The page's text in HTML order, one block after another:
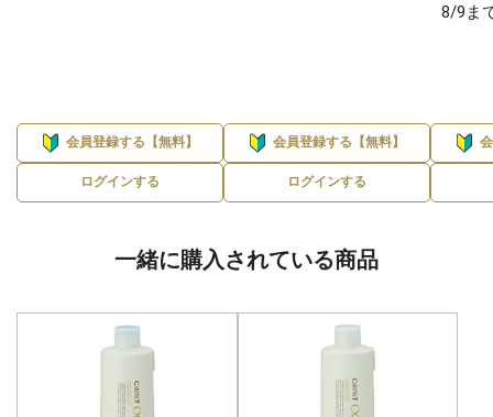
会員登録する【無料】
ログインする
会員登録する【無料】
ログインする
8/9ま
一緒に購入されている商品